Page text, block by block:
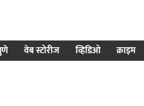
वेब स्टोरीज व्हिडिओ क्राइम